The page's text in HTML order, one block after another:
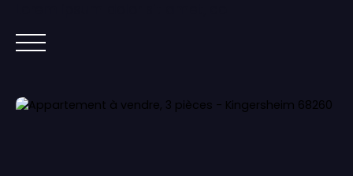
ACCUEIL ACHETER IMMOBILIER NEUF